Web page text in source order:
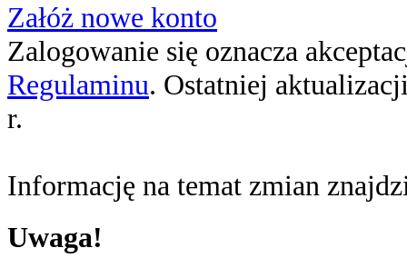
Załóż nowe konto
Zalogowanie się oznacza
Regulaminu. Ostatniej
r.
Informację na temat zmian
Uwaga!